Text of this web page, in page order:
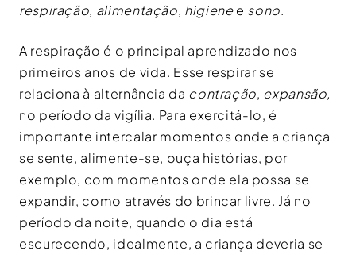
respiração, alimentação, higienee sono.
A respiração é o principal aprendizado nos
primeiros anos de vida. Esse respirar se
relaciona à alternância da contração, expansão,
no período da vigília. Para exercitá-lo, é
importante intercalar momentos onde a criança
se sente, alimente-se, ouça histórias, por
exemplo, com momentos onde ela possa se
expandir, como através do brincar livre. Já no
período da noite, quando o dia está
escurecendo, idealmente, a criança deveria se